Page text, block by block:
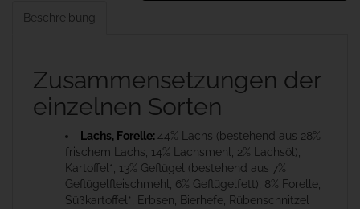
Beschreibung
Zusammensetzungen der
einzelnen Sorten
Lachs, Forelle:44% Lachs (bestehend aus 28%
frischem Lachs, 14% Lachsmehl, 2% Lachsöl),
Kartoffel*, 13% Geflügel (bestehend aus 7%
Geflügelfleischmehl, 6% Geflügelfett), 8% Forelle,
Süßkartoffel*, Erbsen, Bierhefe, Rübenschnitzel